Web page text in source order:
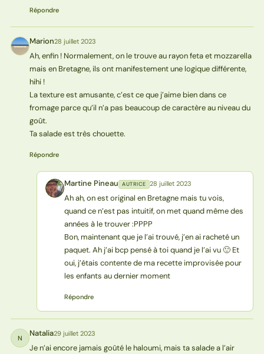
Répondre
M Marion28 juillet 2023
Ah, enfin ! Normalement, on le trouve au rayon feta et mozzarella
mais en Bretagne, ils ont manifestement une logique différente,
hihi !
La texture est amusante, c’est ce que j’aime bien dans ce
fromage parce qu’il n’a pas beaucoup de caractère au niveau du
goût.
Ta salade est très chouette.
Répondre
MP Martine Pineau AUTRICE 28 juillet 2023
Ah ah, on est original en Bretagne mais tu vois,
quand ce n’est pas intuitif, on met quand même des
années à le trouver :PPPP
Bon, maintenant que je l’ai trouvé, j’en ai racheté un
paquet. Ah j’ai bcp pensé à toi quand je l’ai vu 🙂 Et
oui, j’étais contente de ma recette improvisée pour
les enfants au dernier moment
Répondre
N Natalia29 juillet 2023
Je n’ai encore jamais goûté le haloumi, mais ta salade a l’air